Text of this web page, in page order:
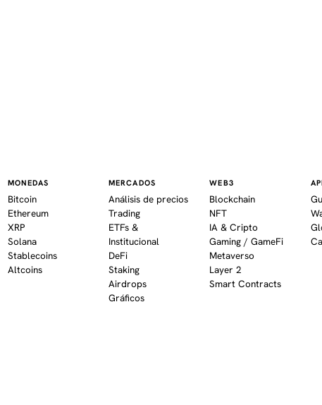
MONEDAS
Bitcoin
Ethereum
XRP
Solana
Stablecoins
Altcoins
MERCADOS
Análisis de precios
Trading
ETFs &
Institucional
DeFi
Staking
Airdrops
Gráficos
WEB3
Blockchain
NFT
IA & Cripto
Gaming / GameFi
Metaverso
Layer 2
Smart Contracts